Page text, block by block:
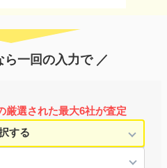
ら一回の入力で ／
厳選された最大6社が査定